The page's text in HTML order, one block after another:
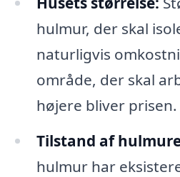
hulmur, der skal
naturligvis
område, der skal
højere bliver prisen.
Tilstand af
hulmur har